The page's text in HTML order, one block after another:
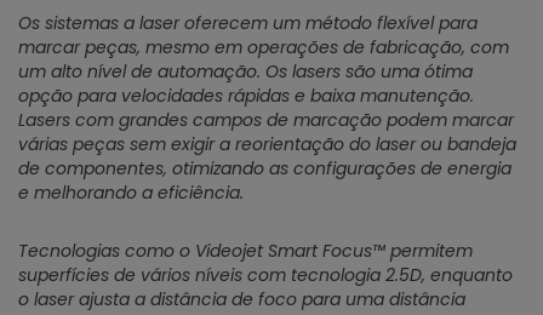
Os sistemas a laser oferecem um método flexível para
marcar peças, mesmo em operações de fabricação, com
um alto nível de automação. Os lasers são uma ótima
opção para velocidades rápidas e baixa manutenção.
Lasers com grandes campos de marcação podem marcar
várias peças sem exigir a reorientação do laser ou bandeja
de componentes, otimizando as configurações de energia
e melhorando a eficiência.
Tecnologias como o Videojet Smart Focus™ permitem
superfícies de vários níveis com tecnologia 2.5D, enquanto
o laser ajusta a distância de foco para uma distância